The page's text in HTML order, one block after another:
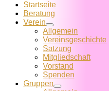
Startseite
Beratung
Verein
Allgemein
Vereins­geschichte
Satzung
Mitglied­schaft
Vorstand
Spenden
Gruppen